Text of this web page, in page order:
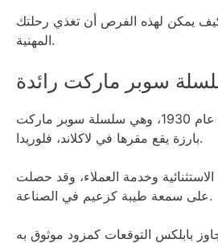
يمكن لهذه الفرص أن تغذي رحلتك
المهنية.
سوبر ماركت رائدة
تأسست بابلكس في عام 1930، وهي سلسلة سوبر ماركت
بارزة يقع مقرها في لاكلاند، فلوريدا.
وخدمة العملاء، وقد حصلت
على سمعة طيبة كزعيم في الصناعة.
بابلكس التوقعات كمزود موثوق به